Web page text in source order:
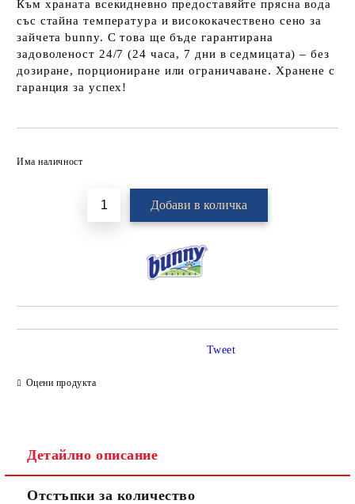
Към храната всекидневно предоставяйте прясна вода
със стайна температура и висококачествено сено за
зайчета bunny. С това ще бъде гарантирана
задоволеност 24/7 (24 часа, 7 дни в седмицата) – без
дозиране, порциониране или ограничаване. Хранене с
гаранция за успех!
Има наличност
Оцени продукта
Tweet
Детайлно описание
Отстъпки за количество